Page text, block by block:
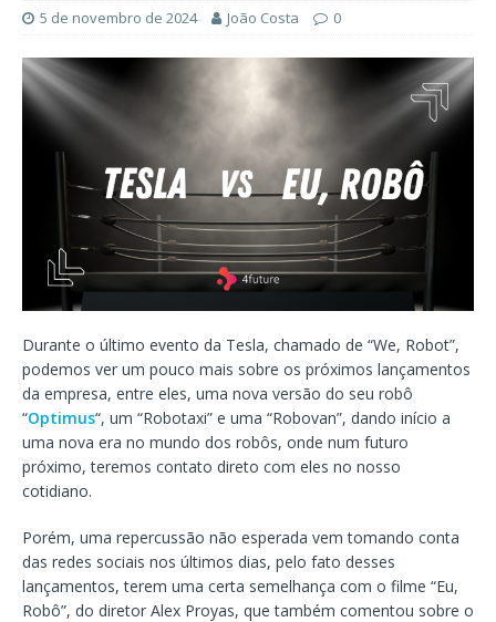
5 de novembro de 2024 João Costa 0
Durante o último evento da Tesla, chamado de “We, Robot”,
podemos ver um pouco mais sobre os próximos lançamentos
da empresa, entre eles, uma nova versão do seu robô
“Optimus“, um “Robotaxi” e uma “Robovan”, dando início a
uma nova era no mundo dos robôs, onde num futuro
próximo, teremos contato direto com eles no nosso
cotidiano.
Porém, uma repercussão não esperada vem tomando conta
das redes sociais nos últimos dias, pelo fato desses
lançamentos, terem uma certa semelhança com o filme “Eu,
Robô”, do diretor Alex Proyas, que também comentou sobre o